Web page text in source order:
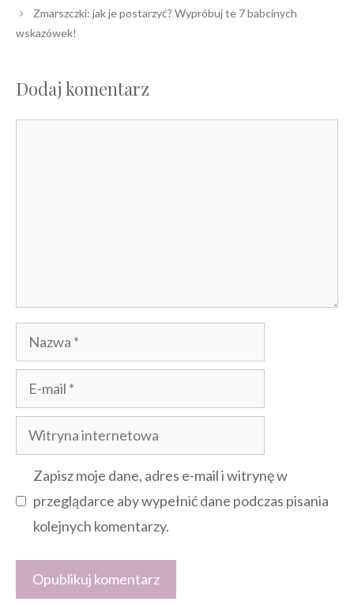
wpisuZmarszczki: jak je postarzyć? Wypróbuj te 7 babcinych
wskazówek!
Dodaj komentarz
Nazwa
mail
Witryna
internetowa
Zapisz moje dane, adres e-mail i witrynę w
przeglądarce aby wypełnić dane podczas pisania
kolejnych komentarzy.